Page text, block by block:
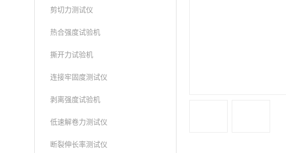
剪切力测试仪
热合强度试验机
撕开力试验机
连接牢固度测试仪
剥离强度试验机
低速解卷力测试仪
断裂伸长率测试仪